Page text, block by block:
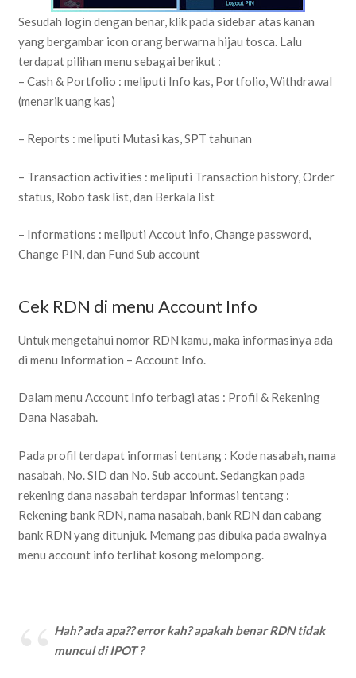
Sesudah login dengan benar, klik pada sidebar atas kanan
yang bergambar icon orang berwarna hijau tosca. Lalu
terdapat pilihan menu sebagai berikut :
– Cash & Portfolio : meliputi Info kas, Portfolio, Withdrawal
(menarik uang kas)
– Reports : meliputi Mutasi kas, SPT tahunan
– Transaction activities : meliputi Transaction history, Order
status, Robo task list, dan Berkala list
– Informations : meliputi Accout info, Change password,
Change PIN, dan Fund Sub account
Cek RDN di menu Account Info
Untuk mengetahui nomor RDN kamu, maka informasinya ada
di menu Information – Account Info.
Dalam menu Account Info terbagi atas : Profil & Rekening
Dana Nasabah.
Pada profil terdapat informasi tentang : Kode nasabah, nama
nasabah, No. SID dan No. Sub account. Sedangkan pada
rekening dana nasabah terdapar informasi tentang :
Rekening bank RDN, nama nasabah, bank RDN dan cabang
bank RDN yang ditunjuk. Memang pas dibuka pada awalnya
menu account info terlihat kosong melompong.
Hah? ada apa?? error kah? apakah benar RDN tidak
muncul di IPOT ?